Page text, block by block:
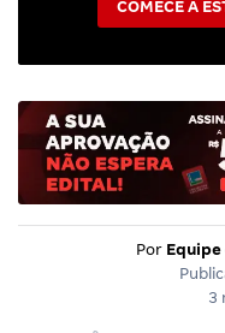
COMECE A
Por Equipe
3